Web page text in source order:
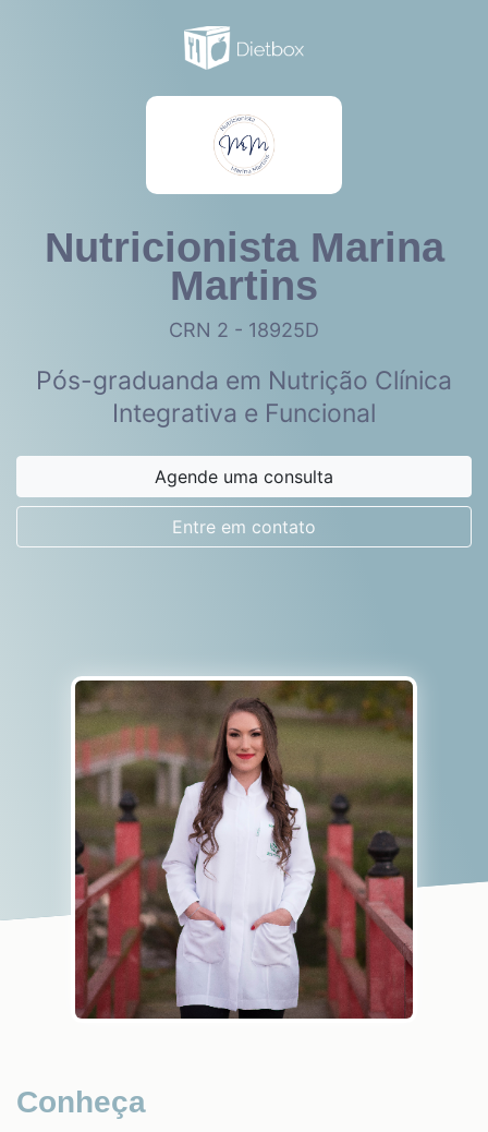
Nutricionista Marina
Martins
CRN 2 - 18925D
Pós-graduanda em Nutrição Clínica
Integrativa e Funcional
Agende uma consulta
Entre em contato
Conheça